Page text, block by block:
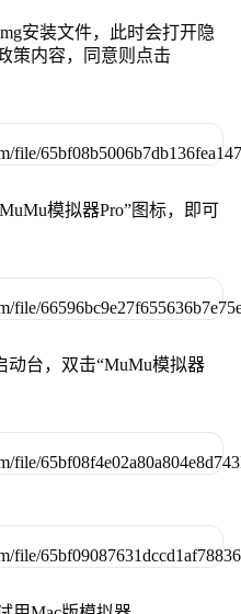
安装文件，此时会打开隐
策内容，同意则点击
模拟器Pro”图标，即可
动台，双击“MuMu模拟器